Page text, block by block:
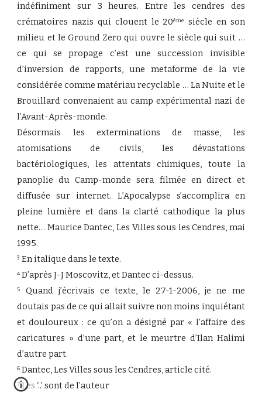
indéfiniment sur 3 heures. Entre les cendres des
crématoires nazis qui clouent le 20ème
siècle en son
milieu et le Ground Zero qui ouvre le siècle qui suit …
ce qui se propage c’est une succession invisible
d’inversion de rapports, une metaforme de la vie
considérée comme matériau recyclable … La Nuite et le
Brouillard convenaient au camp expérimental nazi de
l’Avant-Après-monde.
Désormais les exterminations de masse, les
atomisations de civils, les dévastations
bactériologiques, les attentats chimiques, toute la
panoplie du Camp-monde sera filmée en direct et
diffusée sur internet. L’Apocalypse s’accomplira en
pleine lumière et dans la clarté cathodique la plus
nette… Maurice Dantec, Les Villes sous les Cendres, mai
1995.
3 En italique dans le texte.
4 D’après J-J Moscovitz, et Dantec ci-dessus.
5
Quand j’écrivais ce texte, le 27-1-2006, je ne me
doutais pas de ce qui allait suivre non moins inquiétant
et douloureux : ce qu’on a désigné par « l’affaire des
caricatures » d’une part, et le meurtre d’Ilan Halimi
d’autre part.
6 Dantec, Les Villes sous les Cendres, article cité.
7Les ‘..’ sont de l’auteur